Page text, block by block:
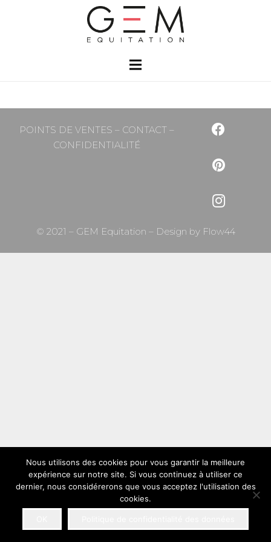
POINTS DE VENTES – CONTACT–
CONFIDENTIALITÉ
© 2021 – GEM Equitation – Design byFlow44
Nous utilisons des cookies pour vous garantir la meilleure
expérience sur notre site. Si vous continuez à utiliser ce
dernier, nous considérerons que vous acceptez l'utilisation des
cookies.